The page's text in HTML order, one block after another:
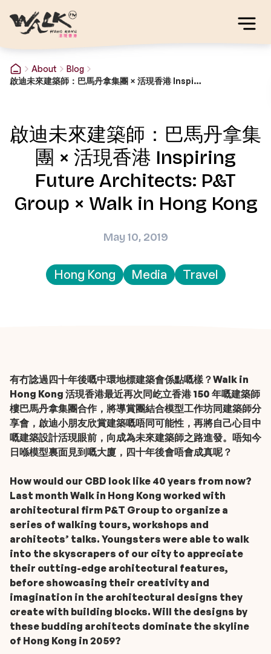
About
Blog
啟迪未來建築師：巴馬丹拿集團 × 活現香港 Inspiring Future Architects: P&T Group × Walk in Hong Kong
啟迪未來建築師：巴馬丹拿集
團 × 活現香港 Inspiring
Future Architects: P&T
Group × Walk in Hong Kong
May 10, 2019
Hong Kong Media Travel
有冇諗過四十年後嘅中環地標建築會係點嘅樣？Walk in
Hong Kong 活現香港最近再次同屹立香港 150 年嘅建築師
樓巴馬丹拿集團合作，將導賞團結合模型工作坊同建築師分
享會，啟迪小朋友欣賞建築嘅唔同可能性，再將自己心目中
嘅建築設計活現眼前，向成為未來建築師之路進發。唔知今
日喺模型裏面見到嘅大廈，四十年後會唔會成真呢？
How would our CBD look like 40 years from now?
Last month Walk in Hong Kong worked with
architectural firm P&T Group to organize a
series of walking tours, workshops and
architects’ talks. Youngsters were able to walk
into the skyscrapers of our city to appreciate
their cutting-edge architectural features,
before showcasing their creativity and
imagination in the architectural designs they
create with building blocks. Will the designs by
these budding architects dominate the skyline
of Hong Kong in 2059?